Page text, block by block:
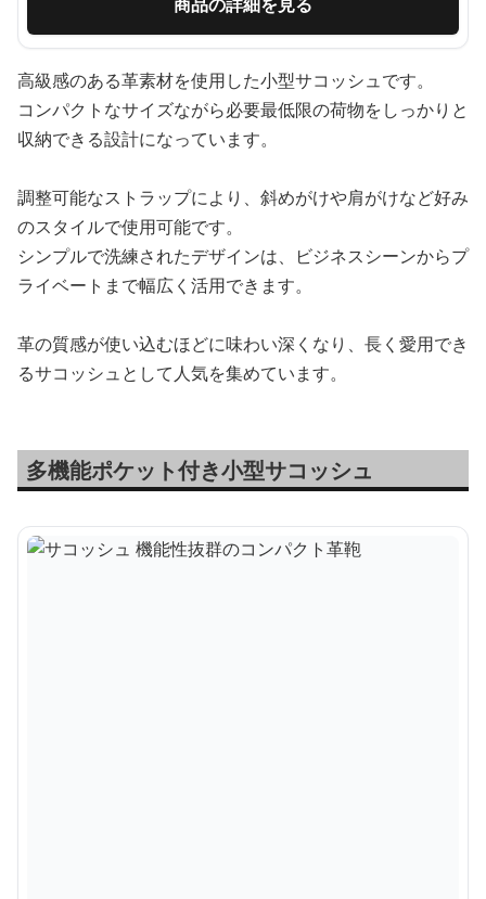
高級感のある革素材を使用した小型サコッシュです。
コンパクトなサイズながら必要最低限の荷物をしっかりと
収納できる設計になっています。
調整可能なストラップにより、斜めがけや肩がけなど好み
のスタイルで使用可能です。
シンプルで洗練されたデザインは、ビジネスシーンからプ
ライベートまで幅広く活用できます。
革の質感が使い込むほどに味わい深くなり、長く愛用でき
るサコッシュとして人気を集めています。
多機能ポケット付き小型サコッシュ